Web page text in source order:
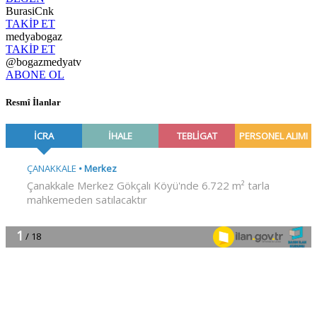
BurasiCnk
TAKİP ET
medyabogaz
TAKİP ET
@bogazmedyatv
ABONE OL
Resmî İlanlar